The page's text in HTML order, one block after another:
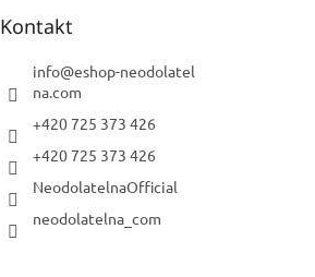
Kontakt
info@eshop-neodolatel
na.com
+420 725 373 426
+420 725 373 426
NeodolatelnaOfficial
neodolatelna_com